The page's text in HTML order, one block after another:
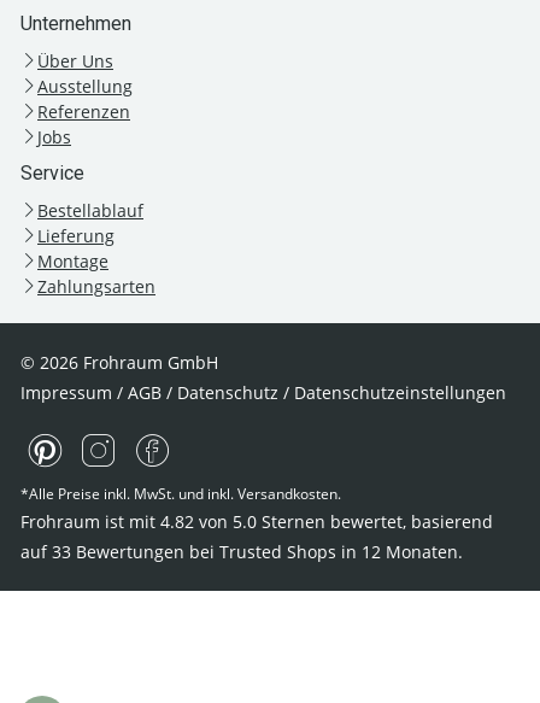
Unternehmen
Über Uns
Ausstellung
Referenzen
Jobs
Service
Bestellablauf
Lieferung
Montage
Zahlungsarten
© 2026 Frohraum GmbH
Impressum / AGB / Datenschutz / Datenschutzeinstellungen
*Alle Preise inkl. MwSt. und inkl. Versandkosten.
Frohraum ist mit 4.82 von 5.0 Sternen bewertet, basierend
auf33 Bewertungen bei Trusted Shops in 12 Monaten.